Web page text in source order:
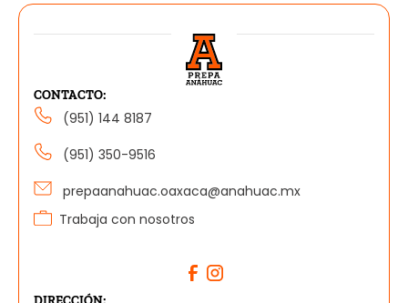
CONTACTO:
(951) 144 8187
(951) 350-9516
prepaanahuac.oaxaca@anahuac.mx
Trabaja con nosotros